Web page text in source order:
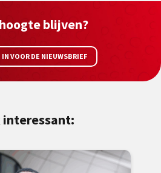
blijven?
IN VOOR DE NIEUWSBRIEF
interessant: